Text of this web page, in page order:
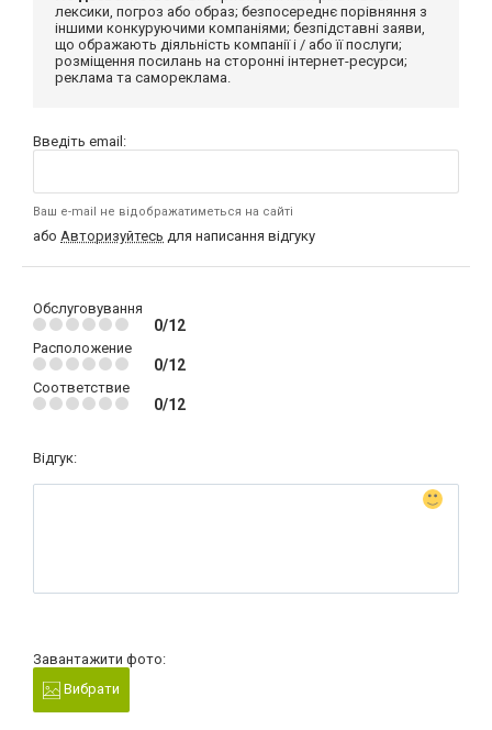
лексики, погроз або образ; безпосереднє порівняння з
іншими конкуруючими компаніями; безпідставні заяви,
що ображають діяльність компанії і / або її послуги;
розміщення посилань на сторонні інтернет-ресурси;
реклама та самореклама.
Введіть email:
Ваш e-mail не відображатиметься на сайті
або Авторизуйтесь для написання відгуку
Обслуговування
0/12
Расположение
0/12
Соответствие
0/12
Відгук:
Завантажити фото:
Вибрати